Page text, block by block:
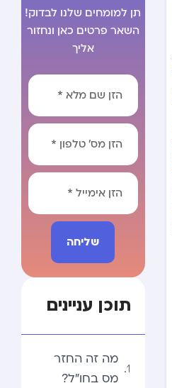
תן למומחים שלנו לבדוק!
השאר פרטים כאן ונחזור
אליך
שליחה
Alternative:
תוכן עניינים
מה זה החזר
מס בחו”ל?